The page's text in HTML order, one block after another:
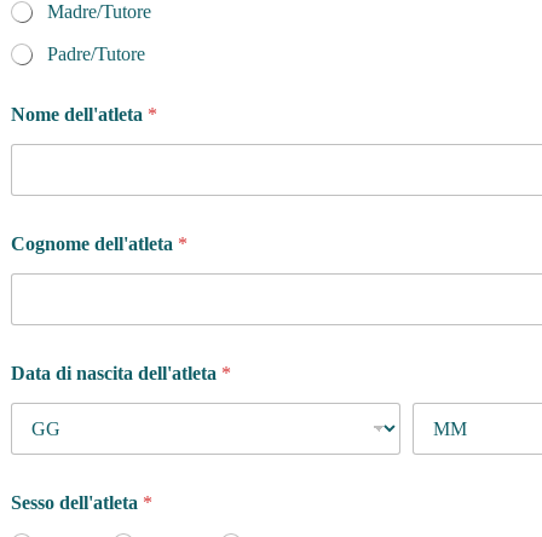
Madre/Tutore
Padre/Tutore
Nome dell'atleta *
Cognome dell'atleta *
Data di nascita dell'atleta *
Sesso dell'atleta *